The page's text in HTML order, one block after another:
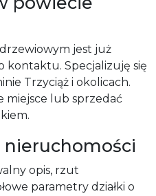
jest już
kontaktu. Specjalizuję się
Trzyciąż i okolicach.
miejsce lub sprzedać
nieruchomości
opis, rzut
parametry działki o